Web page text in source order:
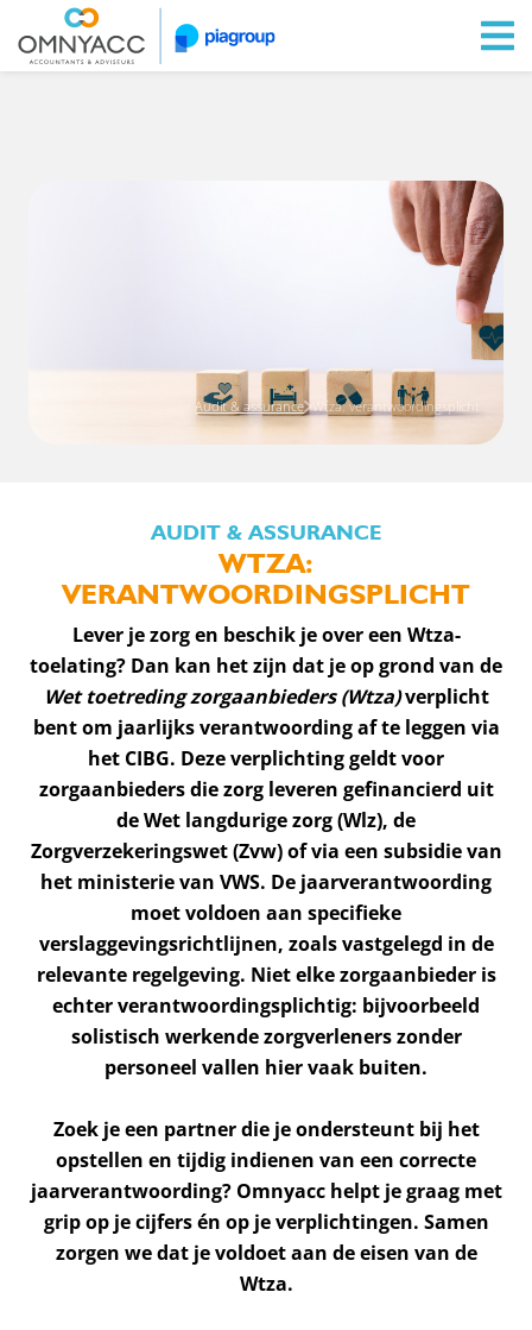
Ga naar Omnyacc.nl
Audit & assurance Wtza: verantwoordingsplicht
AUDIT & ASSURANCE
WTZA:
VERANTWOORDINGSPLICHT
Lever je zorg en beschik je over een Wtza-
toelating? Dan kan het zijn dat je op grond van de
Wet toetreding zorgaanbieders (Wtza)verplicht
bent om jaarlijks verantwoording af te leggen via
het CIBG. Deze verplichting geldt voor
zorgaanbieders die zorg leveren gefinancierd uit
de Wet langdurige zorg (Wlz), de
Zorgverzekeringswet (Zvw) of via een subsidie van
het ministerie van VWS. De jaarverantwoording
moet voldoen aan specifieke
verslaggevingsrichtlijnen, zoals vastgelegd in de
relevante regelgeving. Niet elke zorgaanbieder is
echter verantwoordingsplichtig: bijvoorbeeld
solistisch werkende zorgverleners zonder
personeel vallen hier vaak buiten.
Zoek je een partner die je ondersteunt bij het
opstellen en tijdig indienen van een correcte
jaarverantwoording? Omnyacc helpt je graag met
grip op je cijfers én op je verplichtingen. Samen
zorgen we dat je voldoet aan de eisen van de
Wtza.